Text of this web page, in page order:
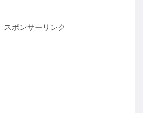
スポンサーリンク